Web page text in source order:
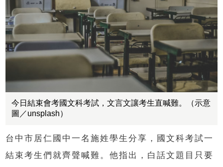
今日結束會考國文科考試，文言文讓考生直喊難。（示意
圖／unsplash）
台中市居仁國中一名施姓學生分享，國文科考試一
結束考生們就齊聲喊難。他指出，白話文題目只要